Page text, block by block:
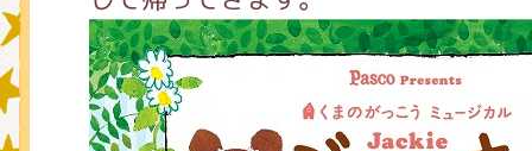
ミュージカル・コンサート
おたのしみコンテンツ(クイズ・